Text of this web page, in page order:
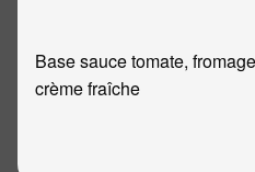
Base sauce tomate,
crème fraîche